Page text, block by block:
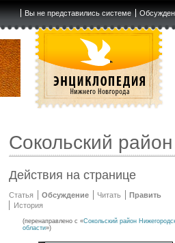
Вы не представились системе
Сокольский район
Действия на странице
Статья Обсуждение Читать
Править
История
(перенаправлено с «Сокольский район
области»)